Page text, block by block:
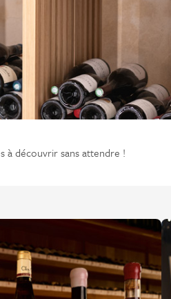
à découvrir sans attendre !